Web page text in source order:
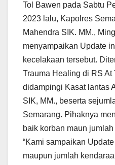
Tol Bawen pada Sabtu
2023 lalu, Kapolres
Mahendra SIK. MM.,
menyampaikan Update
kecelakaan tersebut.
Trauma Healing di RS
didampingi Kasat lantas
SIK, MM., beserta
Semarang. Pihaknya
baik korban maun
“Kami sampaikan
maupun jumlah